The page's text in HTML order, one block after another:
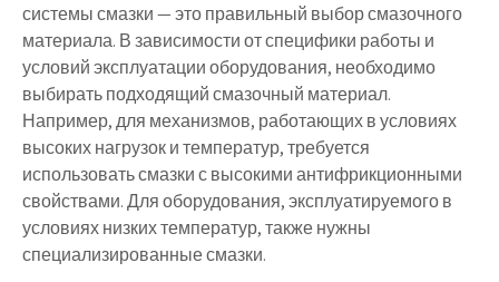
системы смазки — это правильный выбор смазочного
материала. В зависимости от специфики работы и
условий эксплуатации оборудования, необходимо
выбирать подходящий смазочный материал.
Например, для механизмов, работающих в условиях
высоких нагрузок и температур, требуется
использовать смазки с высокими антифрикционными
свойствами. Для оборудования, эксплуатируемого в
условиях низких температур, также нужны
специализированные смазки.